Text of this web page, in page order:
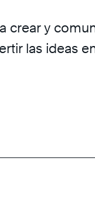
crear y
las ideas